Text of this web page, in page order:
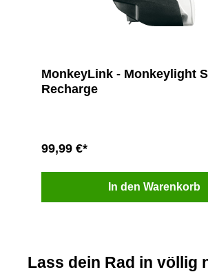
MonkeyLink - Monkeylight
Recharge
99,99 €*
In den Warenkorb
Lass dein Rad in völlig